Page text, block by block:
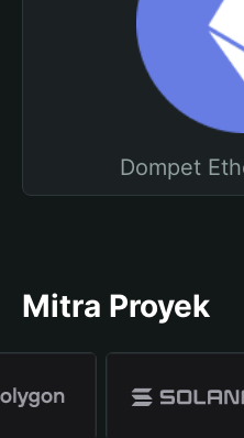
Dompet
Mitra Proyek